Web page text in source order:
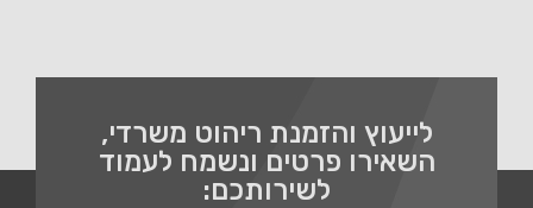
לייעוץ והזמנת ריהוט משרדי,
השאירו פרטים ונשמח לעמוד
לשירותכם: